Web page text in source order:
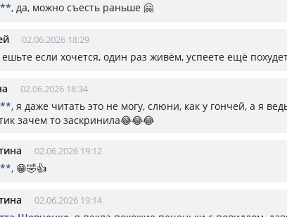
, да, можно съесть раньше 🤗
02.06.2026 18:29
ешьте если хочется, один раз живём, успеете ещё
02.06.2026 18:34
, я даже читать это не могу, слюни, как у гончей, а я
зачем то заскринила😂😂😂
02.06.2026 19:12
, 😁🤣👍
02.06.2026 19:14